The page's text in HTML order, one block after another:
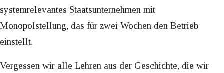
systemrelevantes Staatsunternehmen mit
Monopolstellung, das für zwei Wochen den Betrieb
einstellt.
Vergessen wir alle Lehren aus der Geschichte, die wir